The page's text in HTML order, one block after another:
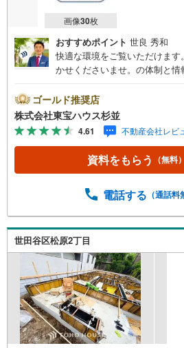
画像30枚
おすすめポイント 世良 秀和
快適な環境をご覧いただけま
かせくださいませ。の体制と
「未来カレンダー」のご提案。
自宅リフォームをオンライン上
ブ」。・ 不動産売却時、ご自
CG加工ホームステイジングサ
理士による確定申告の無料セ
◆ご予約に際して◆日時のご希
（居住中物件）の手配が必要
案内が可能となりますのでお
◆物件のご案内は◆弊社へのご
え・最寄駅での待ち合わせ、物
ち合わせなど、ご希望をお伝え
伝え頂けましたら、ご見学希望
参ります。もちろん他の物件も
きます。
ゴールド推奨店
株式会社東宝ハウス杉並
4.61 不動産会社レビ
資料をもらう （無料）
電話する （通話料
世田谷区松原2丁目